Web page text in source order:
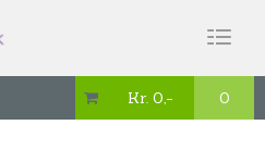
 Kr. 0,- 0